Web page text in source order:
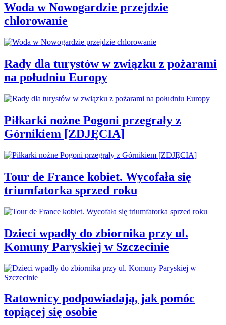
Woda w Nowogardzie przejdzie
chlorowanie
Rady dla turystów w związku z pożarami
na południu Europy
Piłkarki nożne Pogoni przegrały z
Górnikiem [ZDJĘCIA]
Tour de France kobiet. Wycofała się
triumfatorka sprzed roku
Dzieci wpadły do zbiornika przy ul.
Komuny Paryskiej w Szczecinie
Ratownicy podpowiadają, jak pomóc
topiącej się osobie